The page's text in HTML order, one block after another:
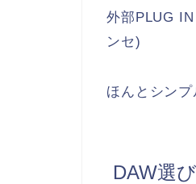
外部PLUG
ンセ)
ほんとシンプ
DAW選